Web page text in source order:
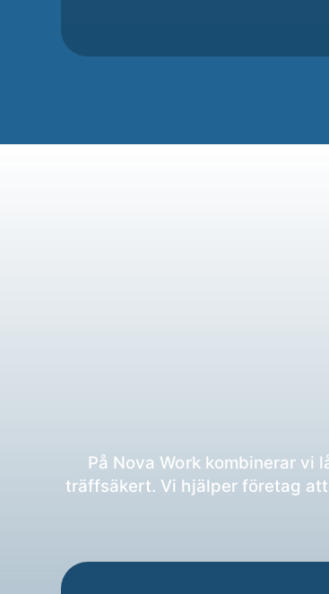
På Nova Work kombinerar
träffsäkert. Vi hjälper företag